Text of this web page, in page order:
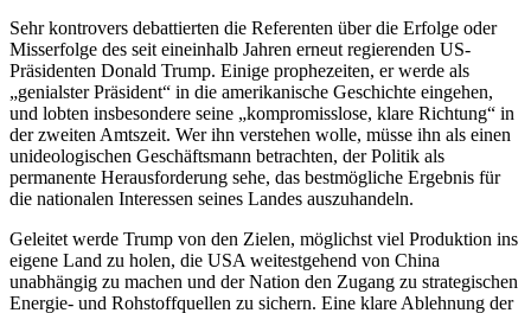
Sehr kontrovers debattierten die Referenten über die Erfolge oder
Misserfolge des seit eineinhalb Jahren erneut regierenden US-
Präsidenten Donald Trump. Einige prophezeiten, er werde als
„genialster Präsident“ in die amerikanische Geschichte eingehen,
und lobten insbesondere seine „kompromisslose, klare Richtung“ in
der zweiten Amtszeit. Wer ihn verstehen wolle, müsse ihn als einen
unideologischen Geschäftsmann betrachten, der Politik als
permanente Herausforderung sehe, das bestmögliche Ergebnis für
die nationalen Interessen seines Landes auszuhandeln.
Geleitet werde Trump von den Zielen, möglichst viel Produktion ins
eigene Land zu holen, die USA weitestgehend von China
unabhängig zu machen und der Nation den Zugang zu strategischen
Energie- und Rohstoffquellen zu sichern. Eine klare Ablehnung der